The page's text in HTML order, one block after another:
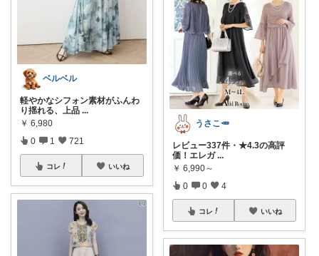
ベルベル
軽やかなシフォン素材がふんわ
り揺れる、上品 ...
￥ 6,980
0 1 721
コレ いいね
うさこ🥕
レビュー337件・★4.3の高評
価！エレガ ...
￥ 6,990～
0 0 4
コレ いいね